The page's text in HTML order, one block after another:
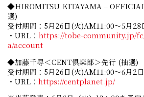
◆HIROMITSU KITAYAMA –
選)
受付期間：5月26日(火)AM11:00～5月28
・URL： https://tobe-community.jp/
a/account
◆加藤千尋＜CENT倶楽部＞先行 (抽選)
受付期間：5月26日(火)AM11:00～6月2
・URL： https://centplanet.jp/